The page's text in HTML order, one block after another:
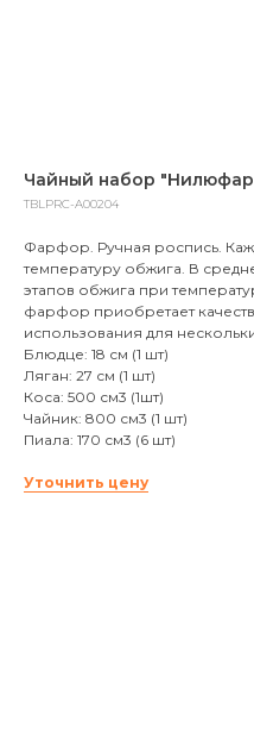
Чайный набор
TBLPRC-A00204
Фарфор. Ручная роспись.
температуру обжига. В
этапов обжига при
фарфор приобретает
использования для
Блюдце: 18 см (1 шт)
Ляган: 27 см (1 шт)
Коса: 500 см3 (1шт)
Чайник: 800 см3 (1 шт)
Пиала: 170 см3 (6 шт)
Уточнить цену